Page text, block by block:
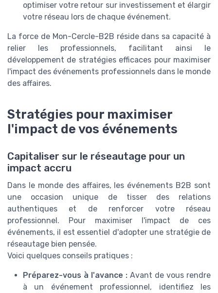
optimiser votre retour sur investissement et élargir
votre réseau lors de chaque événement.
La force de Mon-Cercle-B2B réside dans sa capacité à
relier les professionnels, facilitant ainsi le
développement de stratégies efficaces pour maximiser
l'impact des événements professionnels dans le monde
des affaires.
Stratégies pour maximiser
l'impact de vos événements
Capitaliser sur le réseautage pour un
impact accru
Dans le monde des affaires, les événements B2B sont
une occasion unique de tisser des relations
authentiques et de renforcer votre réseau
professionnel. Pour maximiser l'impact de ces
événements, il est essentiel d'adopter une stratégie de
réseautage bien pensée.
Voici quelques conseils pratiques :
Préparez-vous à l'avance : Avant de vous rendre
à un événement professionnel, identifiez les